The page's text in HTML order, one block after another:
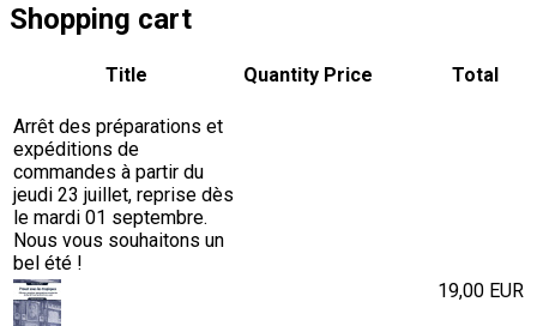
Shopping cart
Arrêt des préparations et
expéditions de
commandes à partir du
jeudi 23 juillet, reprise dès
le mardi 01 septembre.
Nous vous souhaitons un
bel été !
Title Quantity Price Total
19,00 EUR